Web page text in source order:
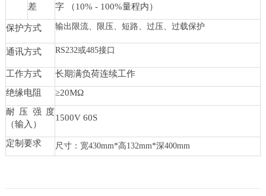
差
字 （10% - 100%量程内）
保护方式 输出限流、限压、短路、过压、过载保护
通讯方式 RS232或485接口
工作方式
长期满负荷连续工作
绝缘电阻
≥20MΩ
耐压强度
（输入）
1500V 60S
定制要求 尺寸：宽430mm*高132mm*深400mm